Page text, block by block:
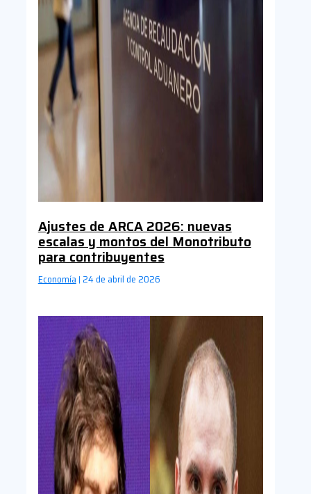
Ajustes de ARCA 2026: nuevas
escalas y montos del Monotributo
para contribuyentes
Economía | 24 de abril de 2026